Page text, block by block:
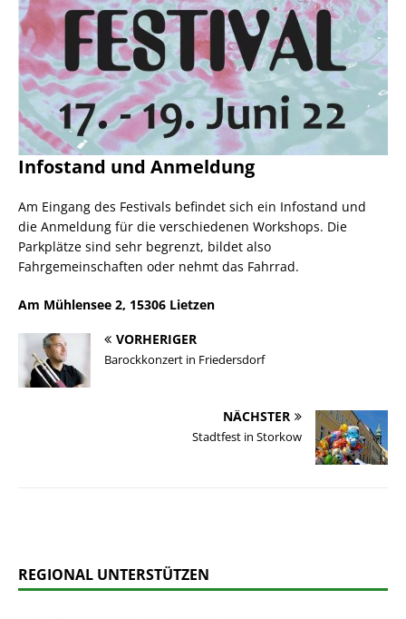
Infostand und Anmeldung
Am Eingang des Festivals befindet sich ein Infostand und
die Anmeldung für die verschiedenen Workshops. Die
Parkplätze sind sehr begrenzt, bildet also
Fahrgemeinschaften oder nehmt das Fahrrad.
Am Mühlensee 2, 15306 Lietzen
VORHERIGER
Barockkonzert in Friedersdorf
NÄCHSTER
Stadtfest in Storkow
REGIONAL UNTERSTÜTZEN